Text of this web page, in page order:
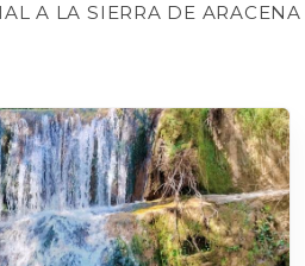
A LA SIERRA DE